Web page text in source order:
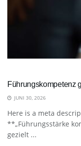
Führungskompetenz
JUNI 30, 2026
Here is a meta
**„Führungsstärke
gezielt ...